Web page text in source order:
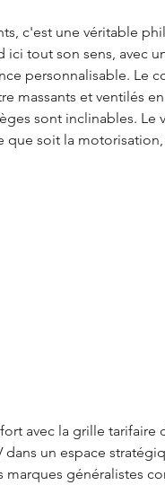
c'est une véritable
tout son sens, avec
personnalisable. Le
massants et ventilés
sont inclinables.
que soit la
avec la grille tarifaire
un espace
marques généralistes